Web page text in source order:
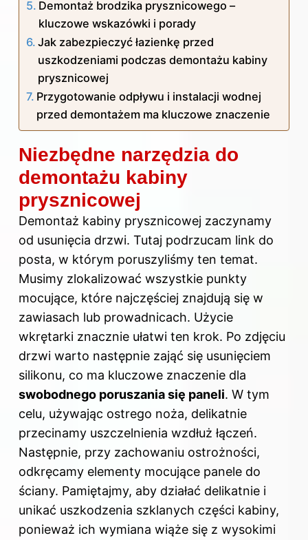
Demontaż brodzika prysznicowego –
kluczowe wskazówki i porady
Jak zabezpieczyć łazienkę przed
uszkodzeniami podczas demontażu kabiny
prysznicowej
Przygotowanie odpływu i instalacji wodnej
przed demontażem ma kluczowe znaczenie
Niezbędne narzędzia do
demontażu kabiny
prysznicowej
Demontaż kabiny prysznicowej zaczynamy
od usunięcia drzwi. Tutaj podrzucam link do
posta, w którym poruszyliśmy ten temat.
Musimy zlokalizować wszystkie punkty
mocujące, które najczęściej znajdują się w
zawiasach lub prowadnicach. Użycie
wkrętarki znacznie ułatwi ten krok. Po zdjęciu
drzwi warto następnie zająć się usunięciem
silikonu, co ma kluczowe znaczenie dla
swobodnego poruszania się paneli. W tym
celu, używając ostrego noża, delikatnie
przecinamy uszczelnienia wzdłuż łączeń.
Następnie, przy zachowaniu ostrożności,
odkręcamy elementy mocujące panele do
ściany. Pamiętajmy, aby działać delikatnie i
unikać uszkodzenia szklanych części kabiny,
ponieważ ich wymiana wiąże się z wysokimi